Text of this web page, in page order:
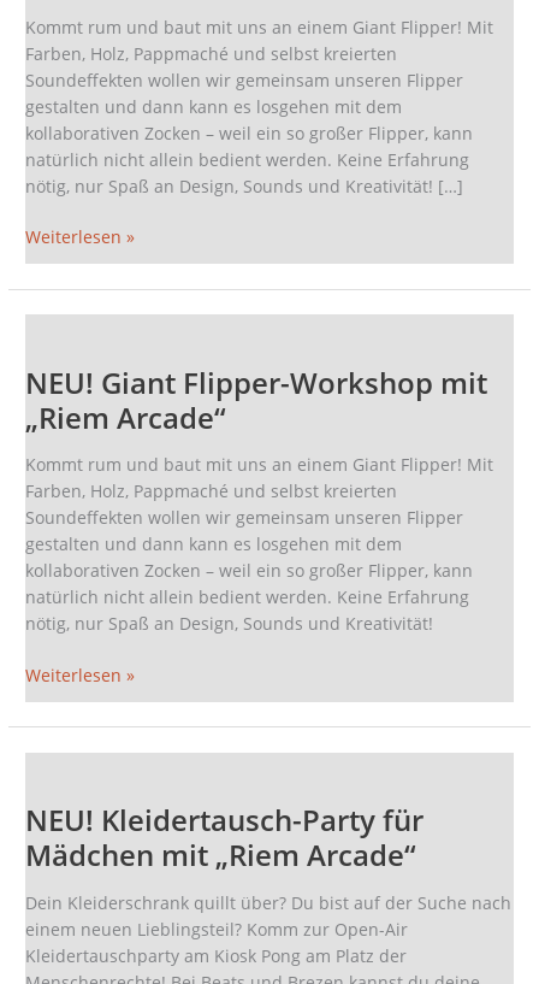
Kommt rum und baut mit uns an einem Giant Flipper! Mit
Farben, Holz, Pappmaché und selbst kreierten
Soundeffekten wollen wir gemeinsam unseren Flipper
gestalten und dann kann es losgehen mit dem
kollaborativen Zocken – weil ein so großer Flipper, kann
natürlich nicht allein bedient werden. Keine Erfahrung
nötig, nur Spaß an Design, Sounds und Kreativität! […]
Mädchen
mit
„Riem
Arcade“
Weiterlesen »
NEU! Giant Flipper-Workshop mit
„Riem Arcade“
Kommt rum und baut mit uns an einem Giant Flipper! Mit
Farben, Holz, Pappmaché und selbst kreierten
Soundeffekten wollen wir gemeinsam unseren Flipper
gestalten und dann kann es losgehen mit dem
kollaborativen Zocken – weil ein so großer Flipper, kann
natürlich nicht allein bedient werden. Keine Erfahrung
nötig, nur Spaß an Design, Sounds und Kreativität!
Flipper-
Workshop
mit
„Riem
Arcade“
Weiterlesen »
NEU! Kleidertausch-Party für
Mädchen mit „Riem Arcade“
Dein Kleiderschrank quillt über? Du bist auf der Suche nach
einem neuen Lieblingsteil? Komm zur Open-Air
Kleidertauschparty am Kiosk Pong am Platz der
Party
für
Mädchen
mit
„Riem
Arcade“